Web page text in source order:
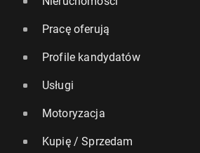
Pracę oferują
Profile kandydatów
Usługi
Motoryzacja
Kupię / Sprzedam